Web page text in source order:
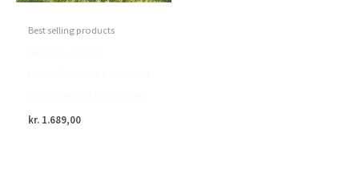
Best selling products
kr. 1.689,00